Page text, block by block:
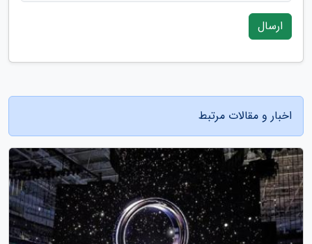
ارسال
اخبار و مقالات مرتبط